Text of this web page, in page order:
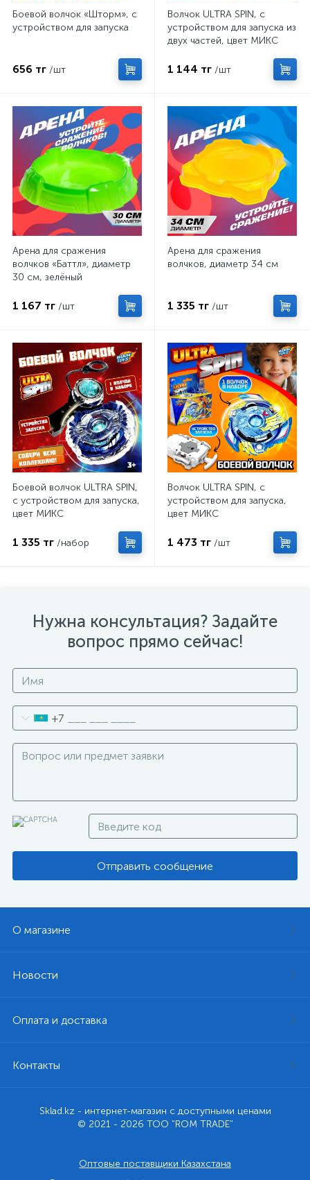
Боевой волчок «Шторм», с
устройством для запуска
656 тг /шт
Волчок ULTRA SPIN, с
устройством для запуска из
двух частей, цвет МИКС
1 144 тг /шт
Арена для сражения
волчков «Баттл», диаметр
30 см, зелёный
1 167 тг /шт
Арена для сражения
волчков, диаметр 34 см
1 335 тг /шт
Боевой волчок ULTRA SPIN,
с устройством для запуска,
цвет МИКС
1 335 тг /набор
Волчок ULTRA SPIN, с
устройством для запуска,
цвет МИКС
1 473 тг /шт
Нужна консультация? Задайте
вопрос прямо сейчас!
+7
Отправить сообщение
О магазине
Новости
Оплата и доставка
Контакты
Sklad.kz - интернет-магазин с доступными ценами
© 2021 - 2026 ТОО "ROM TRADE"
Оптовые поставщики Казахстана